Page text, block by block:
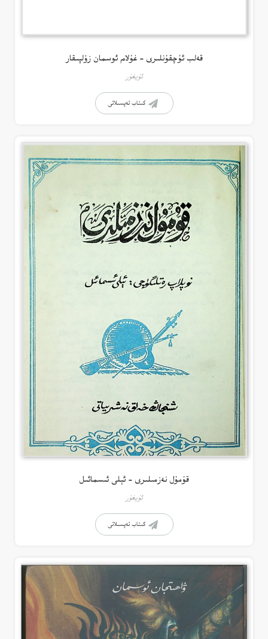
قەلب ئۇچقۇنلىرى – غۇلام ئوسمان زۇلپىقار
ئۇيغۇر
كىتاب تەپسىلاتى
قۇمۇل نەزمىلىرى – ئېلى ئىسمائىل
ئۇيغۇر
كىتاب تەپسىلاتى